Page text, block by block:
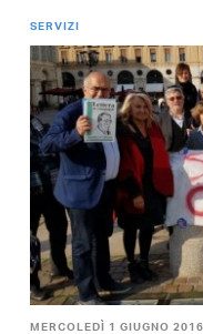
SERVIZI
MERCOLEDÌ 1 GIUGNO 2016